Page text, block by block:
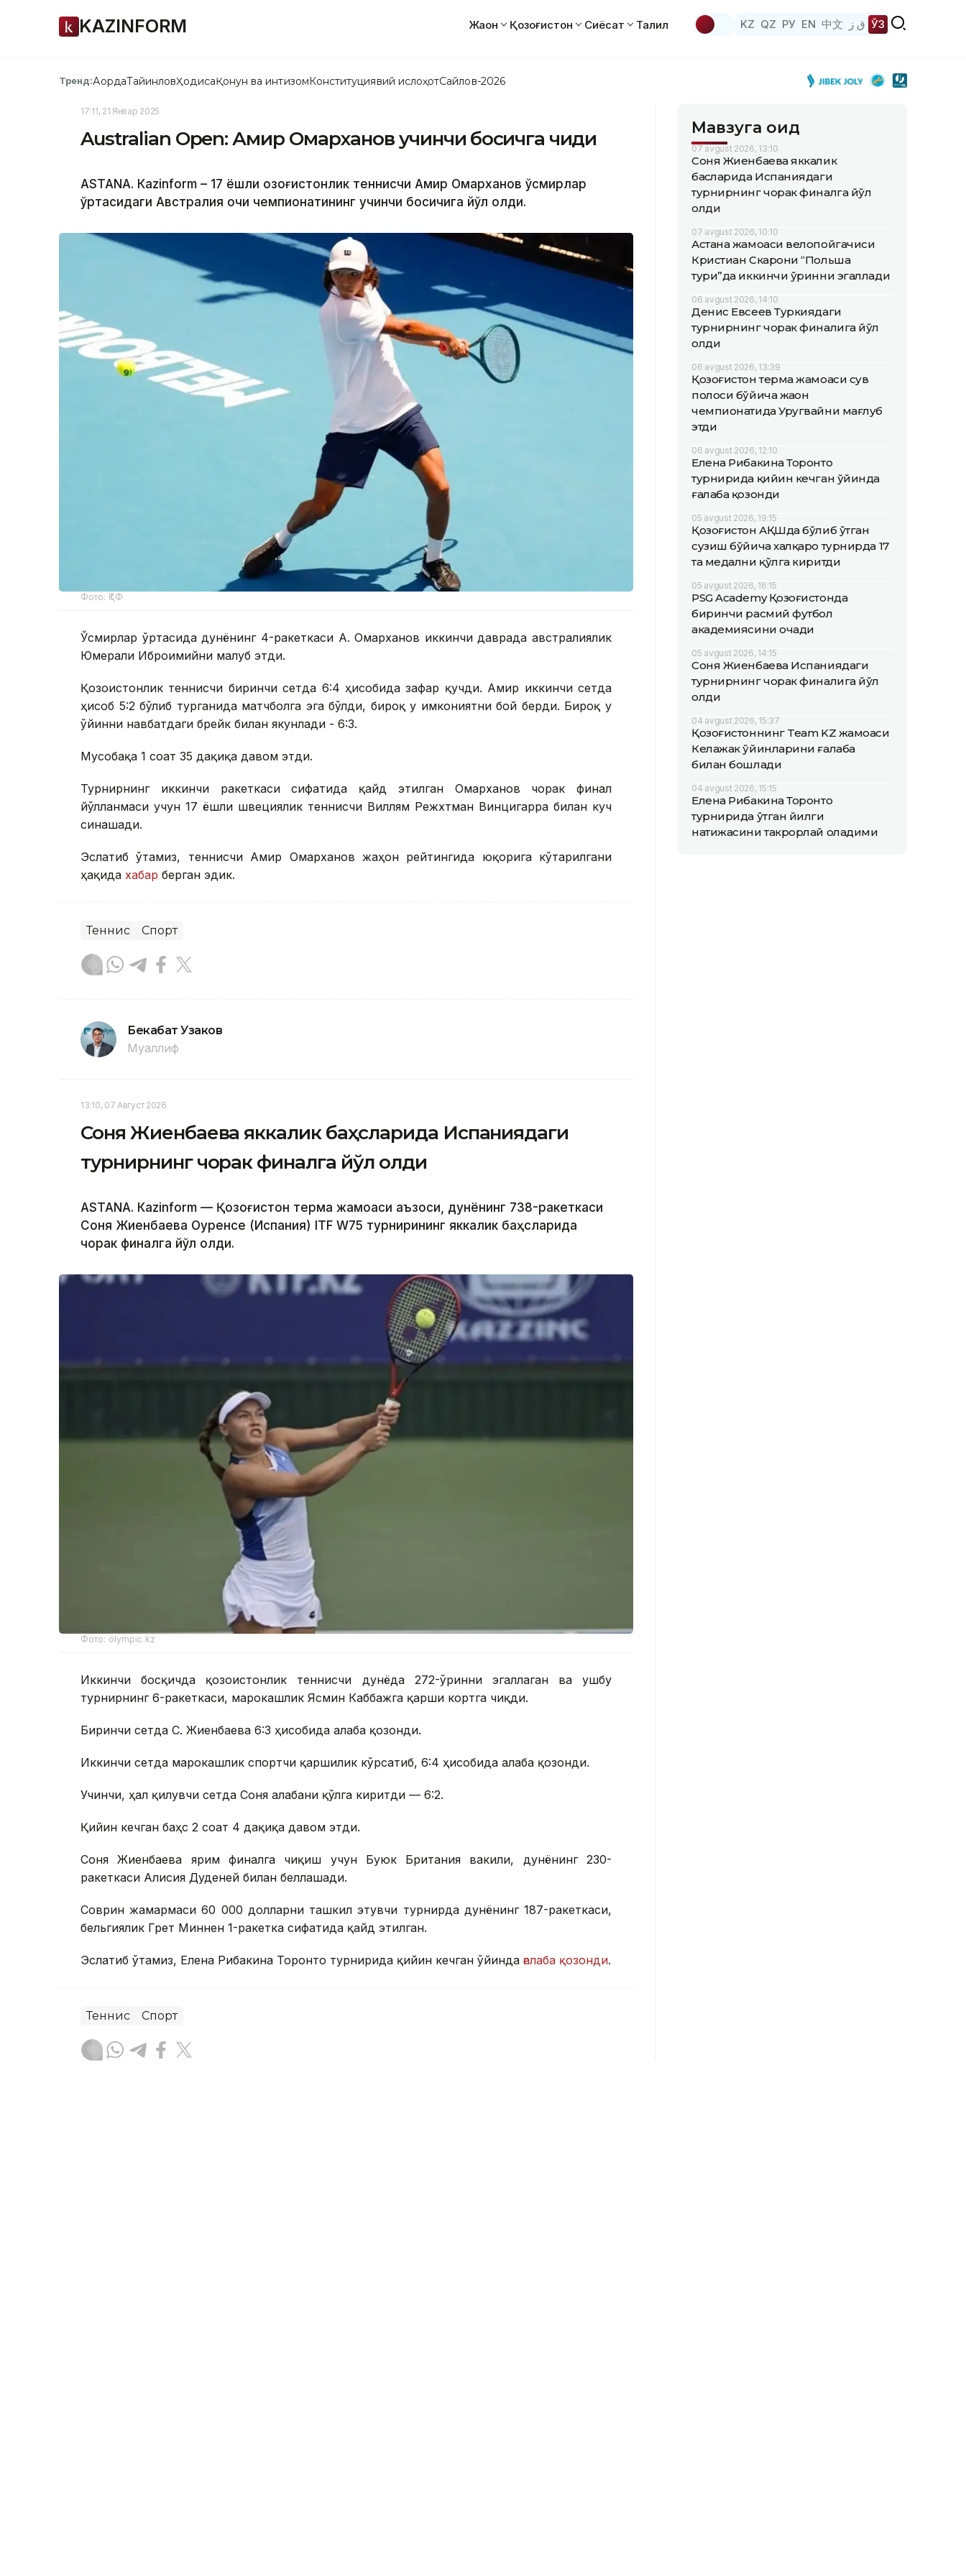
KAZINFORM Жаҳон Қозоғистон Сиёсат Таҳлил KZ QZ РУ EN 中文 ق ز ЎЗ
Тренд:АқордаТайинловҲодисаҚонун ва интизомКонституциявий ислоҳотСайлов-2026
17:11, 21 Январ 2025
Australian Open: Амир Омарханов учинчи босқичга чиқди
ASTANА. Кazinform – 17 ёшли қозоғистонлик теннисчи Амир Омарханов ўсмирлар
ўртасидаги Австралия очиқ чемпионатининг учинчи босқичига йўл олди.
Фото: ҚТФ
Ўсмирлар ўртасида дунёнинг 4-ракеткаси А. Омарханов иккинчи даврада австралиялик
Юмерали Иброимийни мағлуб этди.
Қозоғистонлик теннисчи биринчи сетда 6:4 ҳисобида зафар қучди. Амир иккинчи сетда
ҳисоб 5:2 бўлиб турганида матчболга эга бўлди, бироқ у имкониятни бой берди. Бироқ у
ўйинни навбатдаги брейк билан якунлади - 6:3.
Мусобақа 1 соат 35 дақиқа давом этди.
Турнирнинг иккинчи ракеткаси сифатида қайд этилган Омарханов чорак финал
йўлланмаси учун 17 ёшли швециялик теннисчи Виллям Режхтман Винцигарра билан куч
синашади.
Эслатиб ўтамиз, теннисчи Амир Омарханов жаҳон рейтингида юқорига кўтарилгани
ҳақида хабар берган эдик.
Теннис Спорт
Бекабат Узаков
Муаллиф
13:10, 07 Август 2026
Соня Жиенбаева яккалик баҳсларида Испаниядаги
турнирнинг чорак финалга йўл олди
ASTANА. Кazinform — Қозоғистон терма жамоаси аъзоси, дунёнинг 738-ракеткаси
Соня Жиенбаева Оуренсе (Испания) ITF W75 турнирининг яккалик баҳсларида
чорак финалга йўл олди.
Фото: olympic.kz
Иккинчи босқичда қозоғистонлик теннисчи дунёда 272-ўринни эгаллаган ва ушбу
турнирнинг 6-ракеткаси, марокашлик Ясмин Каббажга қарши кортга чиқди.
Биринчи сетда С. Жиенбаева 6:3 ҳисобида ғалаба қозонди.
Иккинчи сетда марокашлик спортчи қаршилик кўрсатиб, 6:4 ҳисобида ғалаба қозонди.
Учинчи, ҳал қилувчи сетда Соня ғалабани қўлга киритди — 6:2.
Қийин кечган баҳс 2 соат 4 дақиқа давом этди.
Соня Жиенбаева ярим финалга чиқиш учун Буюк Британия вакили, дунёнинг 230-
ракеткаси Алисия Дуденей билан беллашади.
Соврин жамғармаси 60 000 долларни ташкил этувчи турнирда дунёнинг 187-ракеткаси,
бельгиялик Грет Миннен 1-ракетка сифатида қайд этилган.
Эслатиб ўтамиз, Елена Рибакина Торонто турнирида қийин кечган ўйинда ғалаба қозонди.
Теннис Спорт
Мавзуга оид
07 avgust 2026, 13:10
Соня Жиенбаева яккалик
баҳсларида Испаниядаги
турнирнинг чорак финалга йўл
олди
07 avgust 2026, 10:10
Астана жамоаси велопойгачиси
Кристиан Скарони “Польша
тури”да иккинчи ўринни эгаллади
06 avgust 2026, 14:10
Денис Евсеев Туркиядаги
турнирнинг чорак финалига йўл
олди
06 avgust 2026, 13:39
Қозоғистон терма жамоаси сув
полоси бўйича жаҳон
чемпионатида Уругвайни мағлуб
этди
06 avgust 2026, 12:10
Елена Рибакина Торонто
турнирида қийин кечган ўйинда
ғалаба қозонди
05 avgust 2026, 19:15
Қозоғистон АҚШда бўлиб ўтган
сузиш бўйича халқаро турнирда 17
та медални қўлга киритди
05 avgust 2026, 16:15
PSG Academy Қозоғистонда
биринчи расмий футбол
академиясини очади
05 avgust 2026, 14:15
Соня Жиенбаева Испаниядаги
турнирнинг чорак финалига йўл
олди
04 avgust 2026, 15:37
Қозоғистоннинг Team KZ жамоаси
Келажак ўйинларини ғалаба
билан бошлади
04 avgust 2026, 15:15
Елена Рибакина Торонто
турнирида ўтган йилги
натижасини такрорлай оладими